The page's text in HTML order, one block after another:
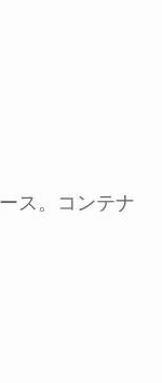
ス。コンテナ